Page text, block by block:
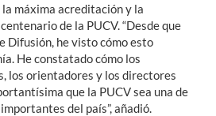
máxima acreditación y la
de la PUCV. “Desde que
Difusión, he visto cómo esto
He constatado cómo los
los orientadores y los directores
que la PUCV sea una de
del país”, añadió.